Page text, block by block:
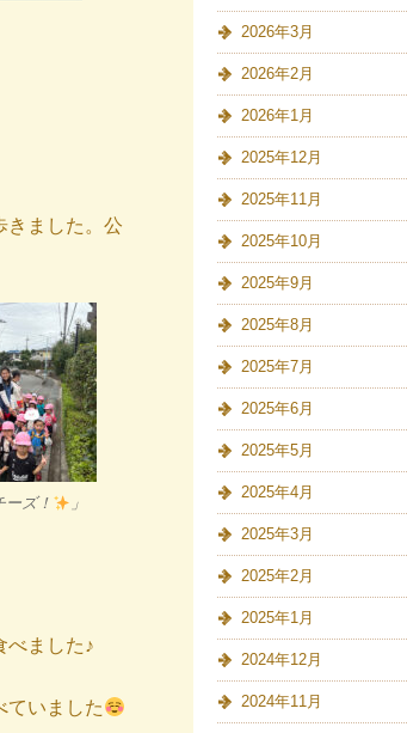
きました。公
ーズ！ 」
べました♪
ていました
2026年3月
2026年2月
2026年1月
2025年12月
2025年11月
2025年10月
2025年9月
2025年8月
2025年7月
2025年6月
2025年5月
2025年4月
2025年3月
2025年2月
2025年1月
2024年12月
2024年11月